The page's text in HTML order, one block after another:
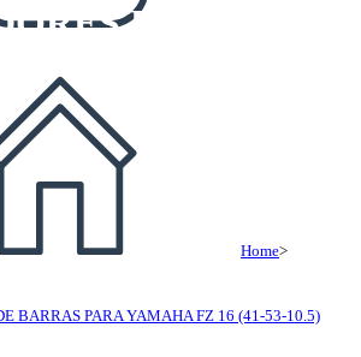
DE
Home>
BARRAS PARA YAMAHA FZ 16 (41-53-10.5)